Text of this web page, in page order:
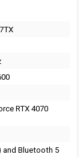
RTX 4070
and Bluetooth 5